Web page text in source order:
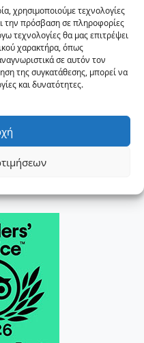
χρησιμοποιούμε τεχνολογίες
την πρόσβαση σε πληροφορίες
τεχνολογίες θα μας επιτρέψει
χαρακτήρα, όπως
σε αυτόν τον
της συγκατάθεσης, μπορεί να
και δυνατότητες.
85€
Ρέθυμνο
85€
& MINI BUS
over Crete